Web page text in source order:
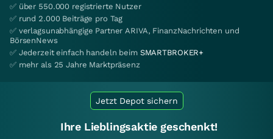
✅ über 550.000 registrierte Nutzer
✅ rund 2.000 Beiträge pro Tag
✅ verlagsunabhängige Partner ARIVA, FinanzNachrichten und
BörsenNews
✅ Jederzeit einfach handeln beim SMARTBROKER+
✅ mehr als 25 Jahre Marktpräsenz
Jetzt Depot sichern
Ihre Lieblingsaktie geschenkt!